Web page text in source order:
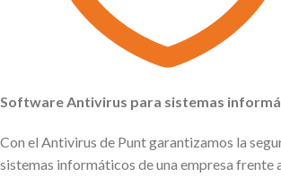
Software Antivirus para sistemas
Con el Antivirus de Punt garantizamos la
sistemas informáticos de una empresa frente